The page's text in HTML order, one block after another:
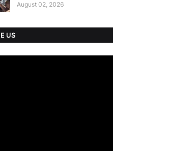
August 02, 2026
US